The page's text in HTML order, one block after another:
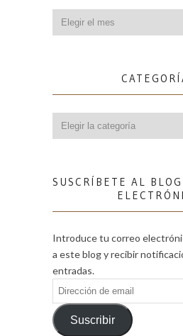
SUSCRÍBETE AL
Introduce tu correo
a este blog y recibir
entradas.
Dirección
de
emailSuscribir